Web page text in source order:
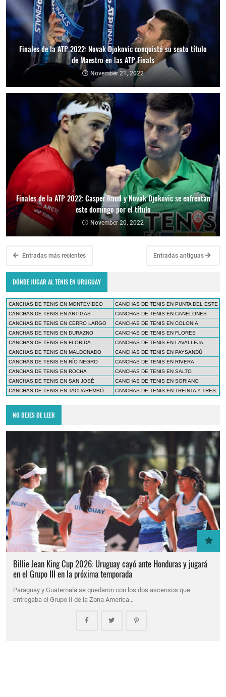
Finales de la ATP 2022: Novak Djokovic conquistó su sexto título
de Maestro en las ATP Finals
November 21, 2022
Finales de la ATP 2022: Casper Ruud y Novak Djokovic se enfrentan
este domingo por el título
November 20, 2022
Entradas más recientes Entradas antiguas
DÓNDE JUGAR AL TENIS EN URUGUAY
CANCHAS DE TENIS EN MONTEVIDEO
CANCHAS DE TENIS EN PUNTA DEL ESTE
CANCHAS DE TENIS EN ARTIGAS
CANCHAS DE TENIS EN CANELONES
CANCHAS DE TENIS EN CERRO LARGO
CANCHAS DE TENIS EN COLONIA
CANCHAS DE TENIS EN DURAZNO
CANCHAS DE TENIS EN FLORES
CANCHAS DE TENIS EN FLORIDA
CANCHAS DE TENIS EN LAVALLEJA
CANCHAS DE TENIS EN MALDONADO
CANCHAS DE TENIS EN PAYSANDÚ
CANCHAS DE TENIS EN RÍO NEGRO
CANCHAS DE TENIS EN RIVERA
CANCHAS DE TENIS EN ROCHA
CANCHAS DE TENIS EN SALTO
CANCHAS DE TENIS EN SAN JOSÉ
CANCHAS DE TENIS EN SORIANO
CANCHAS DE TENIS EN TACUAREMBÓ
CANCHAS DE TENIS EN TREINTA Y TRES
NO DEJES DE LEER
Billie Jean King Cup 2026: Uruguay cayó ante Honduras y jugará
en el Grupo III en la próxima temporada
Paraguay y Guatemala se quedaron con los dos ascensos que
entregaba el Grupo II de la Zona America…